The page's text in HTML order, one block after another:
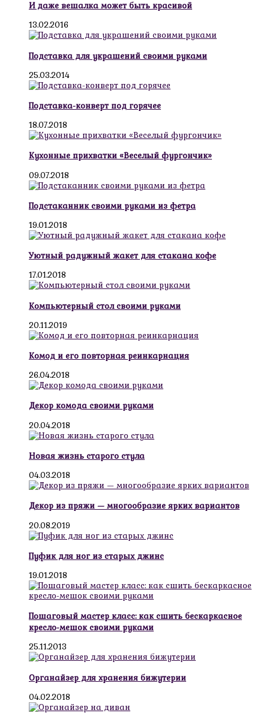
И даже вешалка может быть красивой
13.02.2016
Подставка для украшений своими руками
25.03.2014
Подставка-конверт под горячее
18.07.2018
Кухонные прихватки «Веселый фургончик»
09.07.2018
Подстаканник своими руками из фетра
19.01.2018
Уютный радужный жакет для стакана кофе
17.01.2018
Компьютерный стол своими руками
20.11.2019
Комод и его повторная реинкарнация
26.04.2018
Декор комода своими руками
20.04.2018
Новая жизнь старого стула
04.03.2018
Декор из пряжи — многообразие ярких вариантов
20.08.2019
Пуфик для ног из старых джинс
19.01.2018
Пошаговый мастер класс: как сшить бескаркасное
кресло-мешок своими руками
25.11.2013
Органайзер для хранения бижутерии
04.02.2018